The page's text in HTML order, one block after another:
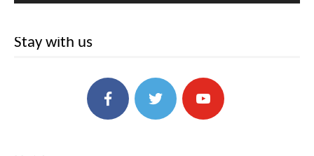
Stay with us